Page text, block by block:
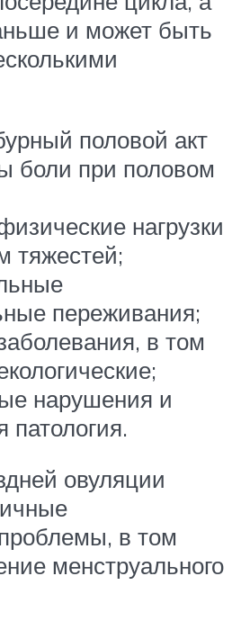
и может быть
половой акт
боли при половом
нагрузки
тяжестей;
переживания;
в том
нарушения и
патология.
овуляции
в том
менструального